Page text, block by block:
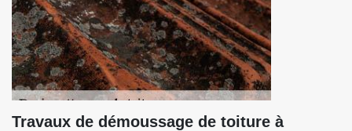
Travaux de démoussage de toiture à